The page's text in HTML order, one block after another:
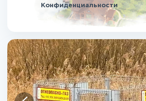
Конфиденциальности